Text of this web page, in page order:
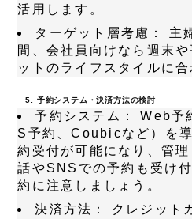
活用します。
ターゲット層考慮：
主
間、会社員向けなら週末
ットのライフスタイルに合
5. 予約システム・決済方法の検討
予約システム：
Web予
S予約、Coubicなど）を
約受付が可能になり、管
話やSNSでの予約も受け
約に注意しましょう。
決済方法：
クレジット